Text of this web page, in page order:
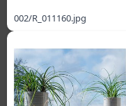
002/R_011160.jpg